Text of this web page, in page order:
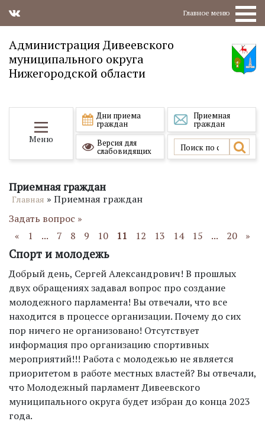
Главное меню
Администрация Дивеевского
муниципального округа
Нижегородской области
Меню
Дни приема
граждан
Приемная
граждан
Версия для
слабовидящих
Приемная граждан
Главная » Приемная граждан
Задать вопрос »
«
1 ... 7 8 9 10 11 12 13 14 15 ... 20 »
Спорт и молодежь
Добрый день, Сергей Александрович! В прошлых
двух обращениях задавал вопрос про создание
молодежного парламента! Вы отвечали, что все
находится в процессе организации. Почему до сих
пор ничего не организовано! Отсутствует
информация про организацию спортивных
мероприятий!!! Работа с молодежью не является
приоритетом в работе местных властей? Вы отвечали,
что Молодежный парламент Дивеевского
муниципального округа будет избран до конца 2023
года.